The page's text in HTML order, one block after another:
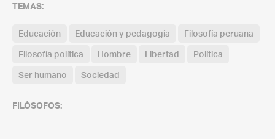
TEMAS:
Educación Educación y pedagogía
Filosofía peruana
Filosofía política
Hombre Libertad
Política
Ser humano
Sociedad
FILÓSOFOS: